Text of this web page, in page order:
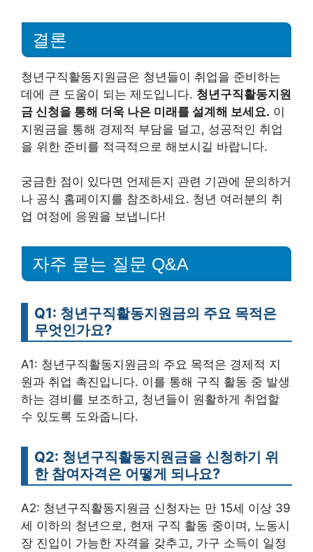
결론
청년구직활동지원금은 청년들이 취업을 준비하는
데에 큰 도움이 되는 제도입니다. 청년구직활동지원
금 신청을 통해 더욱 나은 미래를 설계해 보세요. 이
지원금을 통해 경제적 부담을 덜고, 성공적인 취업
을 위한 준비를 적극적으로 해보시길 바랍니다.
궁금한 점이 있다면 언제든지 관련 기관에 문의하거
나 공식 홈페이지를 참조하세요. 청년 여러분의 취
업 여정에 응원을 보냅니다!
자주 묻는 질문 Q&A
Q1: 청년구직활동지원금의 주요 목적은
무엇인가요?
A1: 청년구직활동지원금의 주요 목적은 경제적 지
원과 취업 촉진입니다. 이를 통해 구직 활동 중 발생
하는 경비를 보조하고, 청년들이 원활하게 취업할
수 있도록 도와줍니다.
Q2: 청년구직활동지원금을 신청하기 위
한 참여자격은 어떻게 되나요?
A2: 청년구직활동지원금 신청자는 만 15세 이상 39
세 이하의 청년으로, 현재 구직 활동 중이며, 노동시
장 진입이 가능한 자격을 갖추고, 가구 소득이 일정